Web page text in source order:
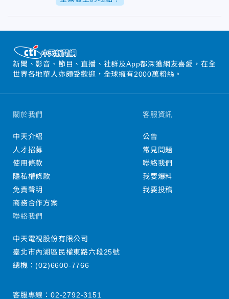
新聞、影音、節目、直播、社群及App都深獲網友喜愛，在全
世界各地華人亦頗受歡迎，全球擁有2000萬粉絲。
關於我們
中天介紹
人才招募
使用條款
隱私權條款
免責聲明
商務合作方案
客服資訊
公告
常見問題
聯絡我們
我要爆料
我要投稿
聯絡我們
中天電視股份有限公司
臺北市內湖區民權東路六段25號
總機：(02)6600-7766
客服專線： 02-2792-3151